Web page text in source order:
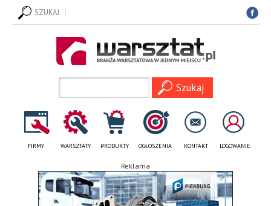
SZUKAJ
FIRMY WARSZTATY PRODUKTY OGŁOSZENIA KONTAKT LOGOWANIE
Reklama